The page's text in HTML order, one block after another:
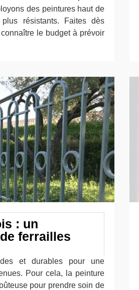
des peintures haut de
résistants. Faites dès
le budget à prévoir
: un
ferrailles
et durables pour une
Pour cela, la peinture
pour prendre soin de